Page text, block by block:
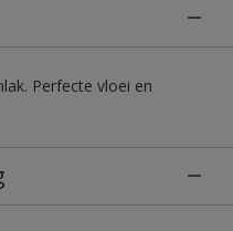
Perfecte vloei en